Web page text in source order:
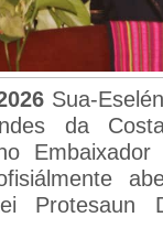
Sua-
da
Protesaun